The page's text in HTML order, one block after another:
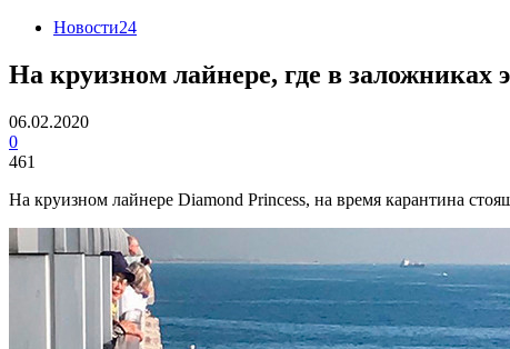
Новости24
На круизном лайнере, где в
06.02.2020
0
461
На круизном лайнере Diamond Princess, на время карантина